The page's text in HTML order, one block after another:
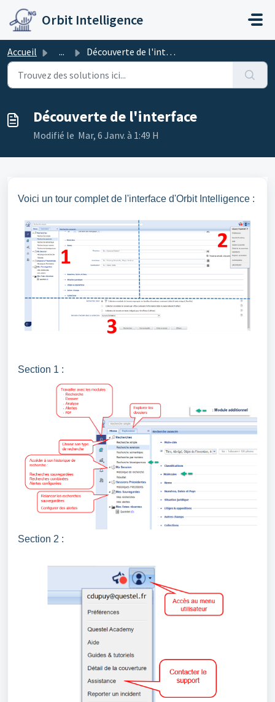
Passer au contenu principal
Orbit Intelligence
Accueil ... Découverte de l'interface
Découverte de l'interface
Modifié le Mar, 6 Janv. à 1:49 H
Voici un tour complet de l'interface d'Orbit Intelligence :
Section 1 :
Section 2 :